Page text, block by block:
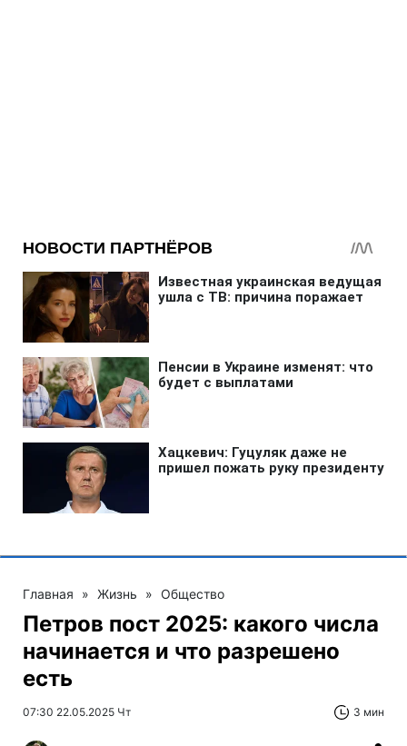
Главная » Жизнь » Общество
Петров пост 2025: какого числа
начинается и что разрешено
есть
07:30 22.05.2025 Чт 3 мин